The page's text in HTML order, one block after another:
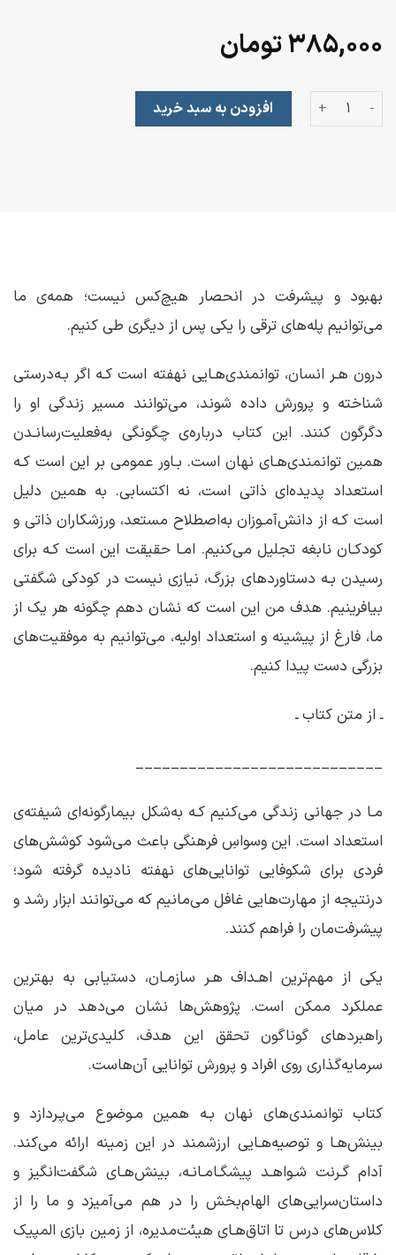
۳۸۵,۰۰۰تومان
توانمندی‌های نهان عددافزودن به سبد خرید
بهبود و پیشرفت در انحصار هیچ‌کس نیست؛ همه‌ی ما
می‌توانیم پله‌های ترقی را یکی پس از دیگری طی کنیم.
درون هـر انسان، توانمندی‌هـایی نهفته است کـه اگر بـه‌درستی
شناخته و پرورش داده شوند، می‌توانند مسیر زندگی او را
دگرگون کنند. این کتاب درباره‌ی چگونگی به‌فعلیت‌رسانـدن
همین توانمندی‌هـای نهان است. بـاور عمومی بر این است کـه
استعداد پدیده‌ای ذاتی است، نه اکتسابی. به همین دلیل
است کـه از دانش‌آمـوزان به‌اصطلاح مستعد، ورزشکاران ذاتی و
کودکـان نابغه تجلیل می‌کنیم. امـا حقیقت این است کـه برای
رسیدن بـه دستاوردهای بزرگ، نیازی نیست در کودکی شگفتی
بیافرینیم. هدف من این است که نشان دهم چگونه هر یک از
ما، فارغ از پیشینه و استعداد اولیه، می‌توانیم به موفقیت‌های
بزرگی دست پیدا کنیم.
ـ از متن کتاب ـ
____________________________
مـا در جهانی زندگی می‌کنیم کـه به‌شکل بیمار‌‌گونه‌ای شیفته‌ی
استعداد است. این وسواسِ فرهنگی باعث می‌شود کوشش‌های
فردی برای شکوفایی توانایی‌های نهفته نادیده گرفته شود؛
در‌نتیجه از مهارت‌هایی غافل می‌مانیم که می‌توانند ابزار رشد و
پیشرفت‌مان را فراهم کنند.
یکی از مهم‌ترین اهـداف هـر سازمـان، دستیابی به بهترین
عملکرد ممکن است. پژوهش‌ها نشان می‌دهد در میان
راهبردهای گوناگون تحقق این هدف، کلیدی‌ترین عامل،
سرمایه‌گذاری روی افراد‌ و پرورش توانایی آن‌هاست.
کتاب توانمندی‌های نهان بـه همین مـوضوع می‌پـردازد و
بینش‌هـا و توصیه‌هـایی ارزشمند در این زمینه ارائه می‌کند.
آدام گـرنت شـواهـد پیشگـامـانـه، بینش‌هـای شگفت‌انگیز و
داستان‌سرایی‌های الهام‌بخش را در هم می‌آمیزد و ما را از
کلاس‌های درس تا اتاق‌هـای هیئت‌مدیره، از زمین بازی المپیک